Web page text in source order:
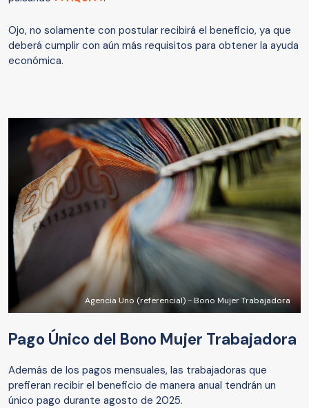
Ojo, no solamente con postular recibirá el beneficio, ya que
deberá cumplir con aún más requisitos para obtener la ayuda
económica.
Agencia Uno (referencial) - Bono Mujer Trabajadora
Pago Único del Bono Mujer Trabajadora
Además de los pagos mensuales, las trabajadoras que
prefieran recibir el beneficio de manera anual tendrán un
único pago durante agosto de 2025.